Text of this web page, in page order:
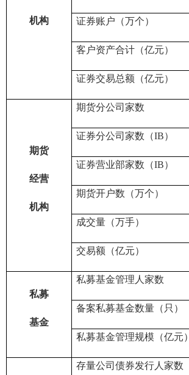
机构 证券账户 （万个）
客户资产合计 （亿元）
证券交易总额 （亿元）
期货
经营
机构
期货分公司家数
证券分公司家数（IB）
证券营业部家数（IB）
期货开户数 （万个）
成交量（万手）
交易额（亿元）
私募
基金
私募基金管理人家数
备案私募基金数量（只）
私募基金管理规模（亿元）
存量公司债券发行人家数